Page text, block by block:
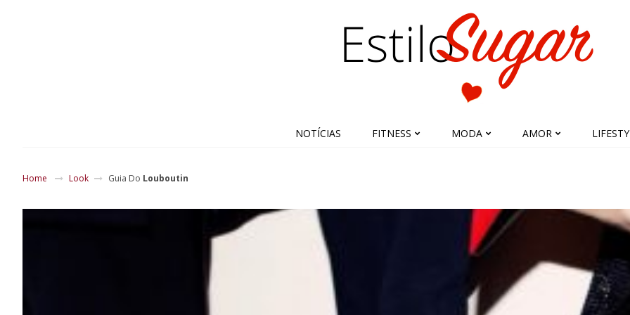
NOTÍCIAS FITNESS MODA AMOR
Home Look Guia Do Louboutin